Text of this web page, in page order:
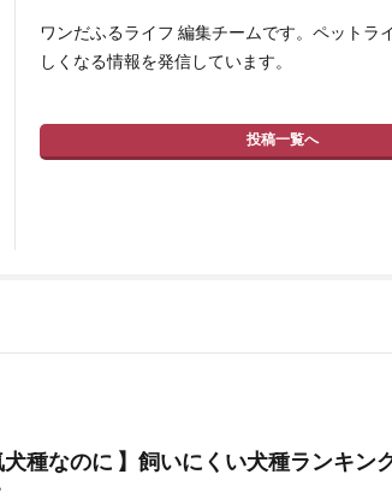
ワンだふるライフ 編集チームです。ペットラ
しくなる情報を発信しています。
投稿一覧へ
犬種なのに 】飼いにくい犬種ランキン